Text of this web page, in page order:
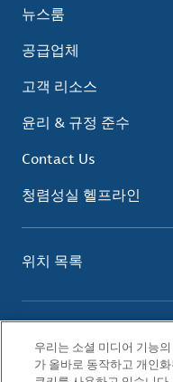
뉴스룸
공급업체
고객 리소스
윤리 & 규정 준수
Contact Us
청렴성실 헬프라인
위치 목록
개인정보 보호 정책
쿠키 정책
우리는 소셜 미디어 기능
가 올바로 동작하고 개인